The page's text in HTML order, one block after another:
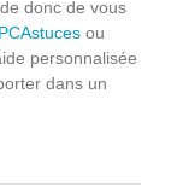
donc de vous
PCAstuces ou
personnalisée
dans un